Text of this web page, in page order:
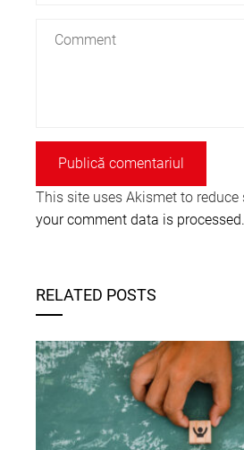
This site uses Akismet to reduce
your comment data is processed.
RELATED POSTS